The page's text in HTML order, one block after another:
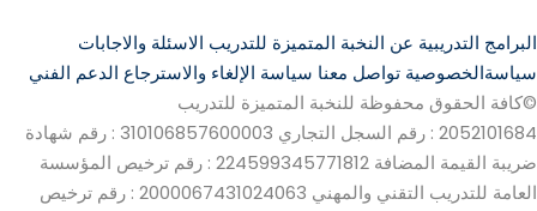
البرامج التدريبية عن النخبة المتميزة للتدريب الاسئلة والاجابات
سياسةالخصوصية تواصل معنا سياسة الإلغاء والاسترجاع الدعم الفني
©كافة الحقوق محفوظة للنخبة المتميزة للتدريب
2052101684 : رقم السجل التجاري
310106857600003 : رقم شهادة
ضريبة القيمة المضافة
224599345771812 : رقم ترخيص المؤسسة
العامة للتدريب التقني والمهني
2000067431024063 : رقم ترخيص